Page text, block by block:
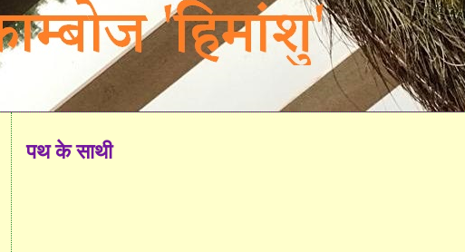
पथ के साथी